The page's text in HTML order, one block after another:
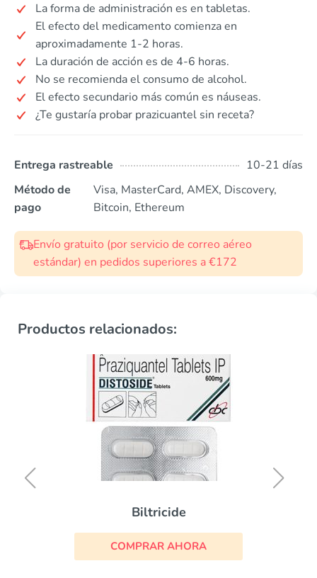
La forma de administración es en tabletas.
El efecto del medicamento comienza en
aproximadamente 1-2 horas.
La duración de acción es de 4-6 horas.
No se recomienda el consumo de alcohol.
El efecto secundario más común es náuseas.
¿Te gustaría probar prazicuantel sin receta?
Entrega rastreable
10-21 días
Método de
pago
Visa, MasterCard, AMEX, Discovery,
Bitcoin, Ethereum
Envío gratuito (por servicio de correo aéreo
estándar) en pedidos superiores a €172
Productos relacionados:
Biltricide
COMPRAR AHORA